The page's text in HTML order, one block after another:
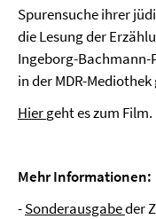
Spurensuche ihrer
die Lesung der
Ingeborg-Bachmann-
in der MDR-
Hiergeht es zum Film.
Mehr Informationen:
-Sonderausgabeder